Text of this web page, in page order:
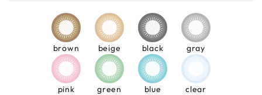
brown beige black gray
pink green blue clear